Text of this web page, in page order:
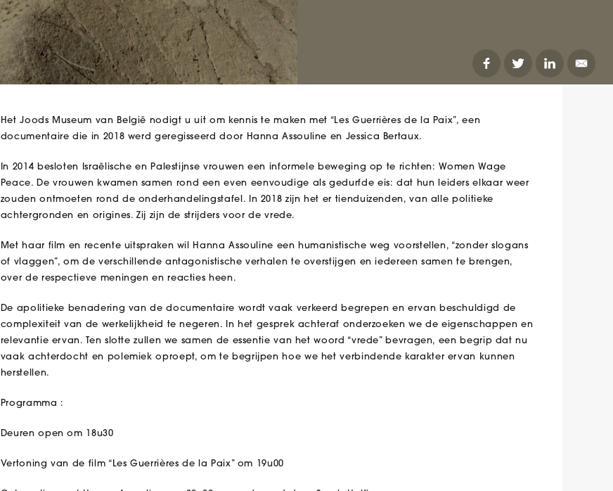
Het Joods Museum van België nodigt u uit om kennis te maken met “Les Guerrières de la Paix”, een
documentaire die in 2018 werd geregisseerd door Hanna Assouline en Jessica Bertaux.
In 2014 besloten Israëlische en Palestijnse vrouwen een informele beweging op te richten: Women Wage
Peace. De vrouwen kwamen samen rond een even eenvoudige als gedurfde eis: dat hun leiders elkaar weer
zouden ontmoeten rond de onderhandelingstafel. In 2018 zijn het er tienduizenden, van alle politieke
achtergronden en origines. Zij zijn de strijders voor de vrede.
Met haar film en recente uitspraken wil Hanna Assouline een humanistische weg voorstellen, “zonder slogans
of vlaggen”, om de verschillende antagonistische verhalen te overstijgen en iedereen samen te brengen,
over de respectieve meningen en reacties heen.
De apolitieke benadering van de documentaire wordt vaak verkeerd begrepen en ervan beschuldigd de
complexiteit van de werkelijkheid te negeren. In het gesprek achteraf onderzoeken we de eigenschappen en
relevantie ervan. Ten slotte zullen we samen de essentie van het woord “vrede” bevragen, een begrip dat nu
vaak achterdocht en polemiek oproept, om te begrijpen hoe we het verbindende karakter ervan kunnen
herstellen.
Programma :
Deuren open om 18u30
Vertoning van de film “Les Guerrières de la Paix” om 19u00